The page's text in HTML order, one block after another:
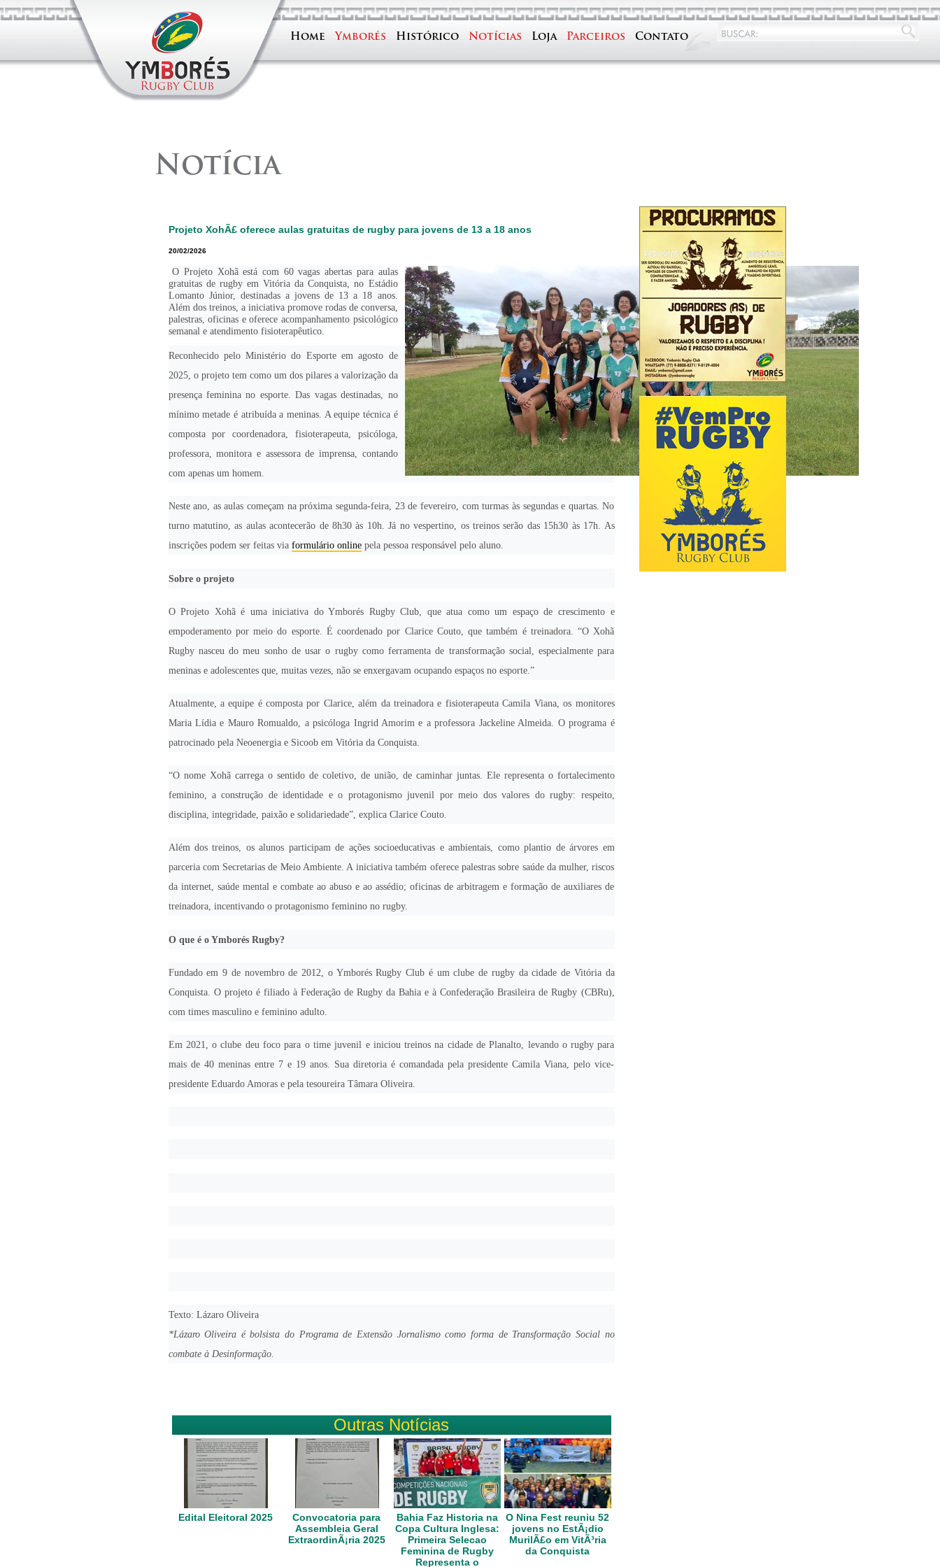
Home Ymborés Histórico Notícias Loja Parceiros Contato
Notícia
Projeto XohÃ£ oferece aulas gratuitas de rugby para jovens de 13 a 18 anos
20/02/2026
O Projeto Xohã está com 60 vagas abertas para aulas
gratuitas de rugby em Vitória da Conquista, no Estádio
Lomanto Júnior, destinadas a jovens de 13 a 18 anos.
Além dos treinos, a iniciativa promove rodas de conversa,
palestras, oficinas e oferece acompanhamento psicológico
semanal e atendimento fisioterapêutico.
Reconhecido pelo Ministério do Esporte em agosto de
2025, o projeto tem como um dos pilares a valorização da
presença feminina no esporte. Das vagas destinadas, no
mínimo metade é atribuída a meninas. A equipe técnica é
composta por coordenadora, fisioterapeuta, psicóloga,
professora, monitora e assessora de imprensa, contando
com apenas um homem.
Neste ano, as aulas começam na próxima segunda-feira, 23 de fevereiro, com turmas às segundas e quartas. No
turno matutino, as aulas acontecerão de 8h30 às 10h. Já no vespertino, os treinos serão das 15h30 às 17h. As
inscrições podem ser feitas via formulário onlinepela pessoa responsável pelo aluno.
Sobre o projeto
O Projeto Xohã é uma iniciativa do Ymborés Rugby Club, que atua como um espaço de crescimento e
empoderamento por meio do esporte. É coordenado por Clarice Couto, que também é treinadora. “O Xohã
Rugby nasceu do meu sonho de usar o rugby como ferramenta de transformação social, especialmente para
meninas e adolescentes que, muitas vezes, não se enxergavam ocupando espaços no esporte.”
Atualmente, a equipe é composta por Clarice, além da treinadora e fisioterapeuta Camila Viana, os monitores
Maria Lídia e Mauro Romualdo, a psicóloga Ingrid Amorim e a professora Jackeline Almeida. O programa é
patrocinado pela Neoenergia e Sicoob em Vitória da Conquista.
“O nome Xohã carrega o sentido de coletivo, de união, de caminhar juntas. Ele representa o fortalecimento
feminino, a construção de identidade e o protagonismo juvenil por meio dos valores do rugby: respeito,
disciplina, integridade, paixão e solidariedade”, explica Clarice Couto.
Além dos treinos, os alunos participam de ações socioeducativas e ambientais, como plantio de árvores em
parceria com Secretarias de Meio Ambiente. A iniciativa também oferece palestras sobre saúde da mulher, riscos
da internet, saúde mental e combate ao abuso e ao assédio; oficinas de arbitragem e formação de auxiliares de
treinadora, incentivando o protagonismo feminino no rugby.
O que é o Ymborés Rugby?
Fundado em 9 de novembro de 2012, o Ymborés Rugby Club é um clube de rugby da cidade de Vitória da
Conquista. O projeto é filiado à Federação de Rugby da Bahia e à Confederação Brasileira de Rugby (CBRu),
com times masculino e feminino adulto.
Em 2021, o clube deu foco para o time juvenil e iniciou treinos na cidade de Planalto, levando o rugby para
mais de 40 meninas entre 7 e 19 anos. Sua diretoria é comandada pela presidente Camila Viana, pelo vice-
presidente Eduardo Amoras e pela tesoureira Tâmara Oliveira.
Texto: Lázaro Oliveira
*Lázaro Oliveira é bolsista do Programa de Extensão Jornalismo como forma de Transformação Social no
combate à Desinformação.
Outras Notícias
Edital Eleitoral 2025
Convocatoria para
Assembleia Geral
ExtraordinÃ¡ria 2025
Bahia Faz Historia na
Copa Cultura Inglesa:
Primeira Selecao
Feminina de Rugby
Representa o
O Nina Fest reuniu 52
jovens no EstÃ¡dio
MurilÃ£o em VitÃ³ria
da Conquista